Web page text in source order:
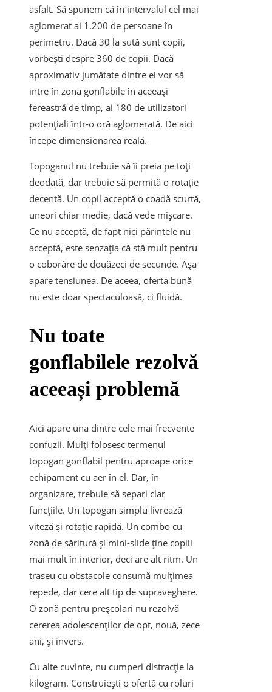
asfalt. Să spunem că în intervalul cel mai
aglomerat ai 1.200 de persoane în
perimetru. Dacă 30 la sută sunt copii,
vorbești despre 360 de copii. Dacă
aproximativ jumătate dintre ei vor să
intre în zona gonflabile în aceeași
fereastră de timp, ai 180 de utilizatori
potențiali într-o oră aglomerată. De aici
începe dimensionarea reală.
Topoganul nu trebuie să îi preia pe toți
deodată, dar trebuie să permită o rotație
decentă. Un copil acceptă o coadă scurtă,
uneori chiar medie, dacă vede mișcare.
Ce nu acceptă, de fapt nici părintele nu
acceptă, este senzația că stă mult pentru
o coborâre de douăzeci de secunde. Așa
apare tensiunea. De aceea, oferta bună
nu este doar spectaculoasă, ci fluidă.
Nu toate
gonflabilele rezolvă
aceeași problemă
Aici apare una dintre cele mai frecvente
confuzii. Mulți folosesc termenul
topogan gonflabil pentru aproape orice
echipament cu aer în el. Dar, în
organizare, trebuie să separi clar
funcțiile. Un topogan simplu livrează
viteză și rotație rapidă. Un combo cu
zonă de săritură și mini-slide ține copiii
mai mult în interior, deci are alt ritm. Un
traseu cu obstacole consumă mulțimea
repede, dar cere alt tip de supraveghere.
O zonă pentru preșcolari nu rezolvă
cererea adolescenților de opt, nouă, zece
ani, și invers.
Cu alte cuvinte, nu cumperi distracție la
kilogram. Construiești o ofertă cu roluri